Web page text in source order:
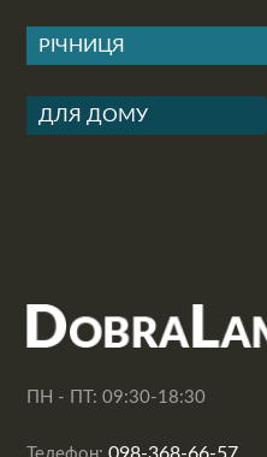
РІЧНИЦЯ
ДЛЯ ДОМУ
ПН - ПТ: 09:30-18:30